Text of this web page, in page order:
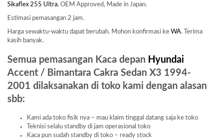
Sikaflex 255 Ultra, OEM Approved, Made in Japan.
Estimasi pemasangan 2 jam.
Harga sewaktu-waktu dapat berubah. Mohon konfirmasi ke WA. Terima
kasih banyak.
Semua pemasangan Kaca depan Hyundai
Accent / Bimantara Cakra Sedan X3 1994-
2001 dilaksanakan di toko kami dengan alasan
sbb:
Kami ada toko fisik nya – mau klaim tinggal datang saja ke toko
Teknisi selalu standby di jam operasional toko
Kaca pun sudah standby di toko – ready stock